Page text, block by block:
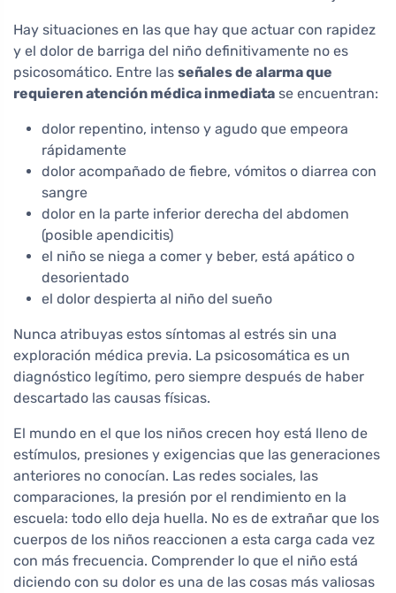
Hay situaciones en las que hay que actuar con rapidez
y el dolor de barriga del niño definitivamente no es
psicosomático. Entre las señales de alarma que
requieren atención médica inmediata se encuentran:
dolor repentino, intenso y agudo que empeora
rápidamente
dolor acompañado de fiebre, vómitos o diarrea con
sangre
dolor en la parte inferior derecha del abdomen
(posible apendicitis)
el niño se niega a comer y beber, está apático o
desorientado
el dolor despierta al niño del sueño
Nunca atribuyas estos síntomas al estrés sin una
exploración médica previa. La psicosomática es un
diagnóstico legítimo, pero siempre después de haber
descartado las causas físicas.
El mundo en el que los niños crecen hoy está lleno de
estímulos, presiones y exigencias que las generaciones
anteriores no conocían. Las redes sociales, las
comparaciones, la presión por el rendimiento en la
escuela: todo ello deja huella. No es de extrañar que los
cuerpos de los niños reaccionen a esta carga cada vez
con más frecuencia. Comprender lo que el niño está
diciendo con su dolor es una de las cosas más valiosas